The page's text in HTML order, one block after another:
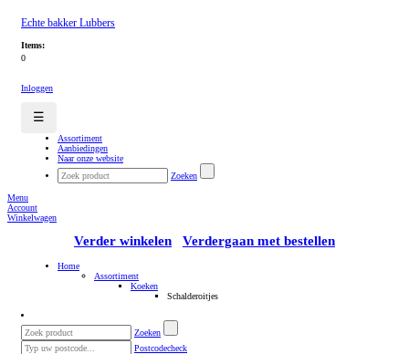
Echte bakker Lubbers
Items:
0
Inloggen
☰
Assortiment
Aanbiedingen
Naar onze website
Zoeken
Menu
Account
Winkelwagen
Verder winkelen Verdergaan met bestellen
Home
Assortiment
Koeken
Schalderoitjes
Zoeken
Postcodecheck